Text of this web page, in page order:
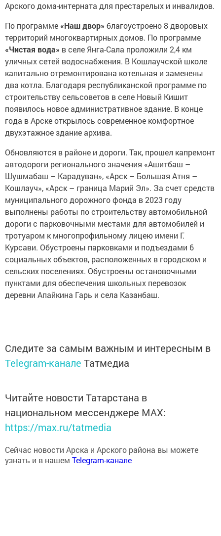
Арского дома-интерната для престарелых и инвалидов.
По программе «Наш двор» благоустроено 8 дворовых
территорий многоквартирных домов. По программе
«Чистая вода» в селе Янга-Сала проложили 2,4 км
уличных сетей водоснабжения. В Кошлаучской школе
капитально отремонтирована котельная и заменены
два котла. Благодаря республиканской программе по
строительству сельсоветов в селе Новый Кишит
появилось новое административное здание. В конце
года в Арске открылось современное комфортное
двухэтажное здание архива.
Обновляются в районе и дороги. Так, прошел капремонт
автодороги регионального значения «Ашитбаш –
Шушмабаш – Карадуван», «Арск – Большая Атня –
Кошлауч», «Арск – граница Марий Эл». За счет средств
муниципального дорожного фонда в 2023 году
выполнены работы по строительству автомобильной
дороги с парковочными местами для автомобилей и
тротуаром к многопрофильному лицею имени Г.
Курсави. Обустроены парковками и подъездами 6
социальных объектов, расположенных в городском и
сельских поселениях. Обустроены остановочными
пунктами для обеспечения школьных перевозок
деревни Апайкина Гарь и села Казанбаш.
Следите за самым важным и интересным в
Telegram-канале Татмедиа
Читайте новости Татарстана в
национальном мессенджере MАХ:
https://max.ru/tatmedia
Сейчас новости Арска и Арского района вы можете
узнать и в нашем Telegram-канале